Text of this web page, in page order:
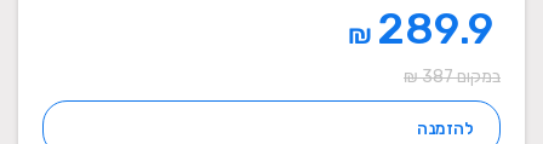
289.9
₪
במקום 387 ₪
להזמנה